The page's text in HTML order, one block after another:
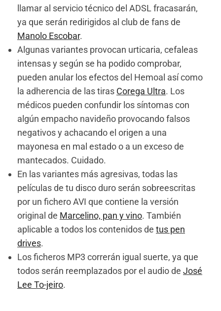
llamar al servicio técnico del ADSL fracasarán,
ya que serán redirigidos al club de fans de
Manolo Escobar.
Algunas variantes provocan urticaria, cefaleas
intensas y según se ha podido comprobar,
pueden anular los efectos del Hemoal así como
la adherencia de las tiras Corega Ultra. Los
médicos pueden confundir los síntomas con
algún empacho navideño provocando falsos
negativos y achacando el origen a una
mayonesa en mal estado o a un exceso de
mantecados. Cuidado.
En las variantes más agresivas, todas las
películas de tu disco duro serán sobreescritas
por un fichero AVI que contiene la versión
original de Marcelino, pan y vino. También
aplicable a todos los contenidos de tus pen
drives.
Los ficheros MP3 correrán igual suerte, ya que
todos serán reemplazados por el audio de José
Lee To-jeiro.